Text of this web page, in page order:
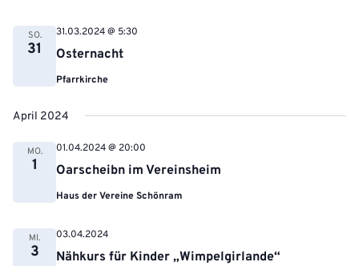
SO.
31 Osternacht
31.03.2024 @ 5:30
Pfarrkirche
April 2024
MO.
1 Oarscheibn im Vereinsheim
01.04.2024 @ 20:00
Haus der Vereine Schönram
MI.
3 Nähkurs für Kinder „Wimpelgirlande“
03.04.2024